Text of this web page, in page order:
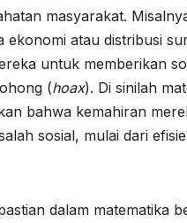
masyarakat.
ekonomi atau distribusi
untuk memberikan
(hoax). Di sinilah
bahwa kemahiran
sosial, mulai dari
dalam matematika